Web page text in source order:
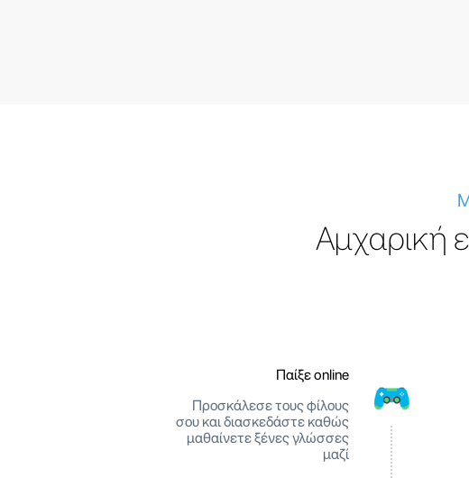
Αμχαρική
Παίξε online
Προσκάλεσε τους φίλους
σου και διασκεδάστε καθώς
μαθαίνετε ξένες γλώσσες
μαζί